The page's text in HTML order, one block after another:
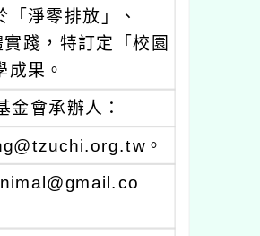
淨零排放」、
踐，特訂定「校園
果。
會承辦人：
。